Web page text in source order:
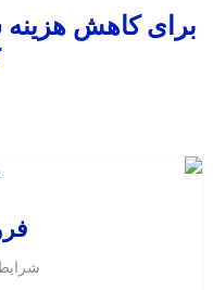
برای کاهش هزینه‌